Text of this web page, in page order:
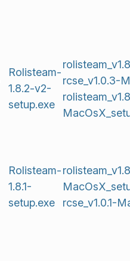
Rolisteam-
1.8.2-v2-
setup.exe
rcse_v1.0.3-
Rolisteam-
1.8.1-
setup.exe
rcse_v1.0.1-